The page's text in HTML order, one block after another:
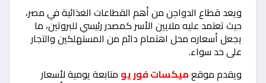
ويعد قطاع الدواجن من أهم القطاعات الغذائية في مصر،
حيث تعتمد عليه ملايين الأسر كمصدر رئيسي للبروتين، ما
يجعل أسعاره محل اهتمام دائم من المستهلكين والتجار
على حد سواء.
ويقدم موقعميكسات فور يو متابعة يومية لأسعار